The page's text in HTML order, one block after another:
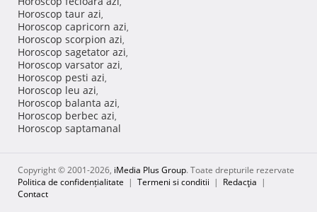
Horoscop taur azi,
Horoscop capricorn azi,
Horoscop scorpion azi,
Horoscop sagetator azi,
Horoscop varsator azi,
Horoscop pesti azi,
Horoscop leu azi,
Horoscop balanta azi,
Horoscop berbec azi,
Horoscop saptamanal
Copyright © 2001-2026, iMedia Plus Group. Toate drepturile rezervate
Politica de confidențialitate | Termeni si conditii | Redacţia |
Contact